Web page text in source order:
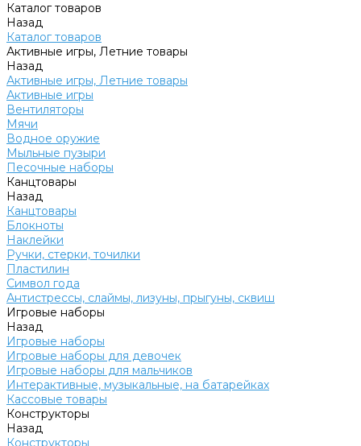
Каталог товаров
Назад
Каталог товаров
Активные игры, Летние товары
Назад
Активные игры, Летние товары
Активные игры
Вентиляторы
Мячи
Водное оружие
Мыльные пузыри
Песочные наборы
Канцтовары
Назад
Канцтовары
Блокноты
Наклейки
Ручки, стерки, точилки
Пластилин
Символ года
Антистрессы, слаймы, лизуны, прыгуны, сквиш
Игровые наборы
Назад
Игровые наборы
Игровые наборы для девочек
Игровые наборы для мальчиков
Интерактивные, музыкальные, на батарейках
Кассовые товары
Конструкторы
Назад
Конструкторы